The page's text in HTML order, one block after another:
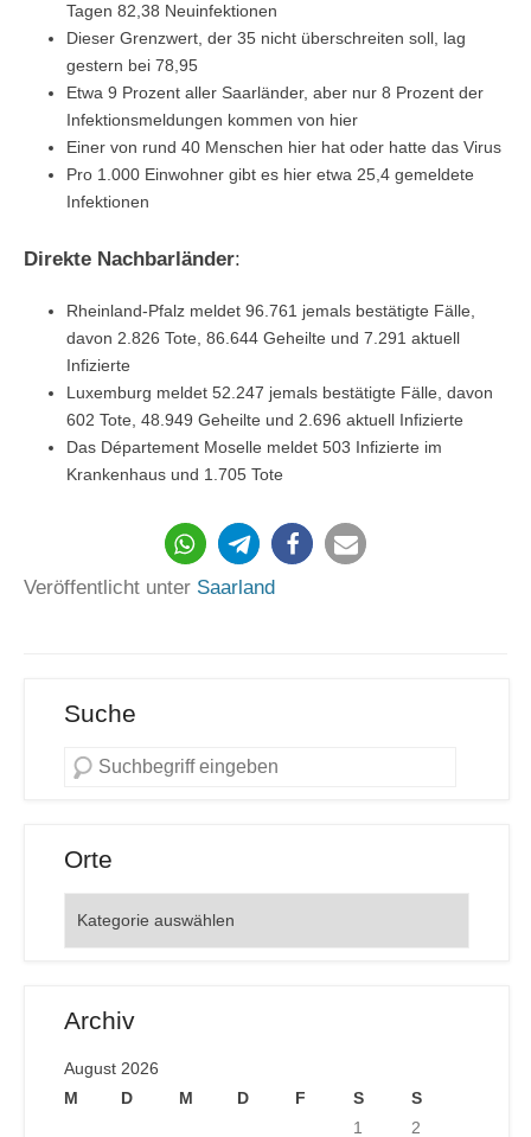
Tagen 82,38 Neuinfektionen
Dieser Grenzwert, der 35 nicht überschreiten soll, lag
gestern bei 78,95
Etwa 9 Prozent aller Saarländer, aber nur 8 Prozent der
Infektionsmeldungen kommen von hier
Einer von rund 40 Menschen hier hat oder hatte das Virus
Pro 1.000 Einwohner gibt es hier etwa 25,4 gemeldete
Infektionen
Direkte Nachbarländer:
Rheinland-Pfalz meldet 96.761 jemals bestätigte Fälle,
davon 2.826 Tote, 86.644 Geheilte und 7.291 aktuell
Infizierte
Luxemburg meldet 52.247 jemals bestätigte Fälle, davon
602 Tote, 48.949 Geheilte und 2.696 aktuell Infizierte
Das Département Moselle meldet 503 Infizierte im
Krankenhaus und 1.705 Tote
187
Veröffentlicht unter Saarland
Suche
Orte
Archiv
August 2026
M
D M D F S
S
1
2